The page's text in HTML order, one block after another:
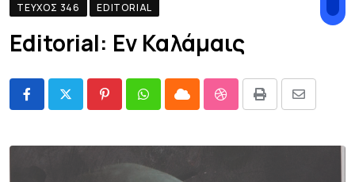
ΤΕΎΧΟΣ 346 EDITORIAL
Editorial: Εν Καλάμαις